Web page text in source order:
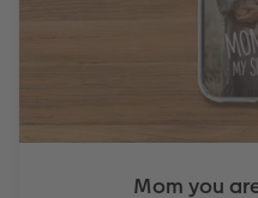
Mom you